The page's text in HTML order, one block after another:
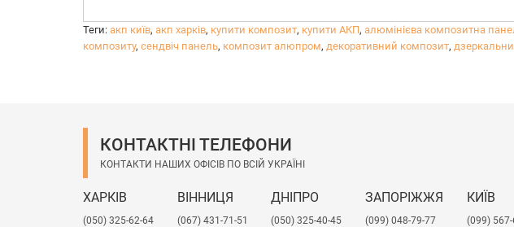
Теги: акп київ, акп харків, купити композит, купити АКП, алюмінієва композитна
композиту, сендвіч панель, композит алюпром, декоративний композит,
КОНТАКТНІ ТЕЛЕФОНИ
КОНТАКТИ НАШИХ ОФІСІВ ПО ВСІЙ УКРАЇНІ
ХАРКІВ
(050) 325-62-64
ВІННИЦЯ
(067) 431-71-51
ДНІПРО
(050) 325-40-45
ЗАПОРІЖЖЯ
(099) 048-79-77
КИЇВ
(099) 567-